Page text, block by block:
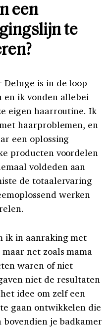
een
te
Deluge is in de loop
en ik vonden allebei
eigen haarroutine. Ik
haarproblemen, en
een oplossing
producten voordelen
voldeden aan
de totaalervaring
werken
ik in aanraking met
net zoals mama
waren of niet
niet de resultaten
idee om zelf een
gaan ontwikkelen die
je badkamer